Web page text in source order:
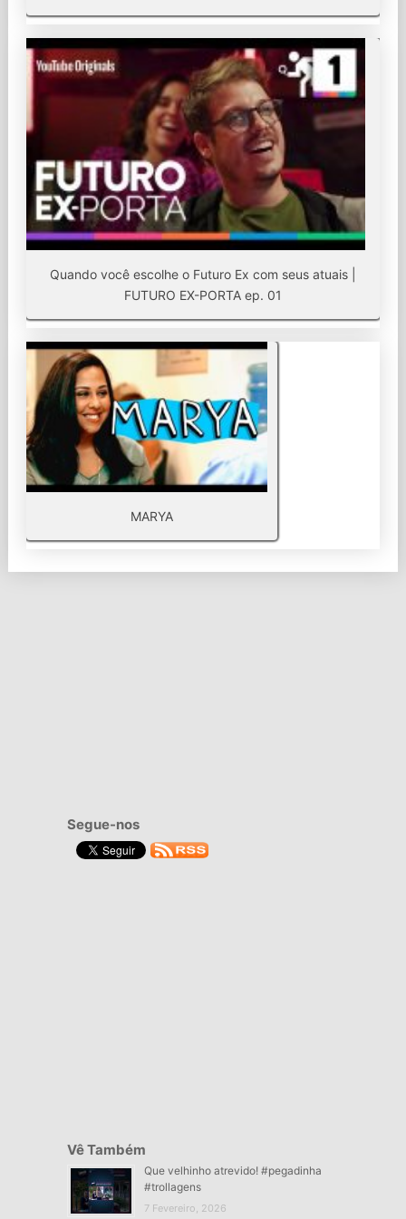
Quando você escolhe o Futuro Ex com seus atuais |
FUTURO EX-PORTA ep. 01
MARYA
Segue-nos
Vê Também
Que velhinho atrevido! #pegadinha
#trollagens
7 Fevereiro, 2026